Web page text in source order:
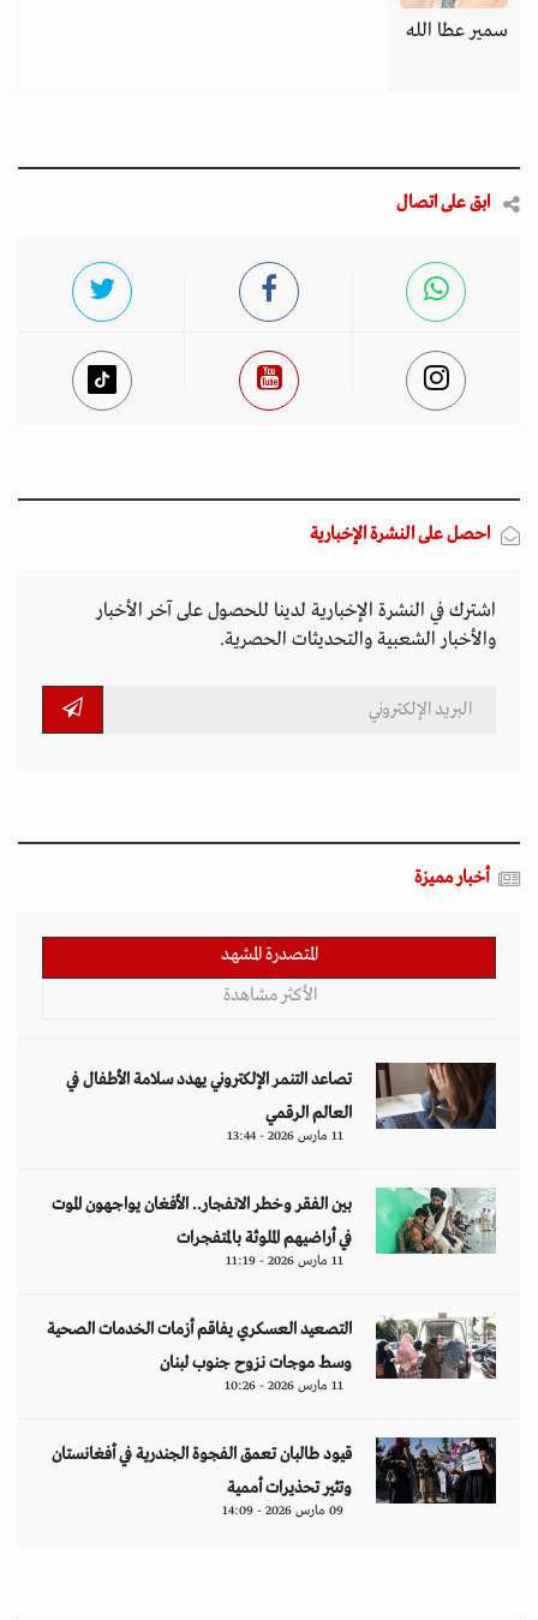
سمير عطا الله
ابق على اتصال
احصل على النشرة الإخبارية
اشترك في النشرة الإخبارية لدينا للحصول على آخر الأخبار
والأخبار الشعبية والتحديثات الحصرية.
أخبار مميزة
المتصدرة المشهد
الأكثر مشاهدة
تصاعد التنمر الإلكتروني يهدد سلامة الأطفال في
العالم الرقمي
11 مارس 2026 - 13:44
بين الفقر وخطر الانفجار.. الأفغان يواجهون الموت
في أراضيهم الملوثة بالمتفجرات
11 مارس 2026 - 11:19
التصعيد العسكري يفاقم أزمات الخدمات الصحية
وسط موجات نزوح جنوب لبنان
11 مارس 2026 - 10:26
قيود طالبان تعمق الفجوة الجندرية في أفغانستان
وتثير تحذيرات أممية
09 مارس 2026 - 14:09